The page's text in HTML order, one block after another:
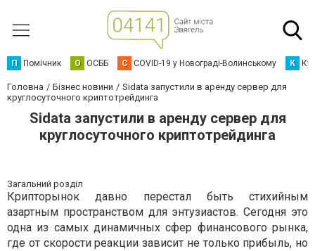
П Помічник О ОСББ C COVID-19 у Новограді-Волинському К
Головна Бізнес новини
Sidata запустили в аренду сервер для
круглосуточного криптотрейдинга
Sidata запустили в аренду сервер для
круглосуточного криптотрейдинга
Загальний розділ
Крипторынок давно перестал быть стихийным
азартным пространством для энтузиастов. Сегодня это
одна из самых динамичных сфер финансового рынка,
где от скорости реакции зависит не только прибыль, но